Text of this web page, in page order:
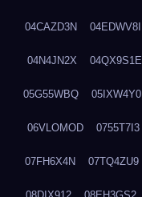
04CAZD3N 04EDWV8I
04N4JN2X 04QX9S1E
05G55WBQ 05IXW4Y0
06VLOMOD 0755T7I3
07FH6X4N 07TQ4ZU9